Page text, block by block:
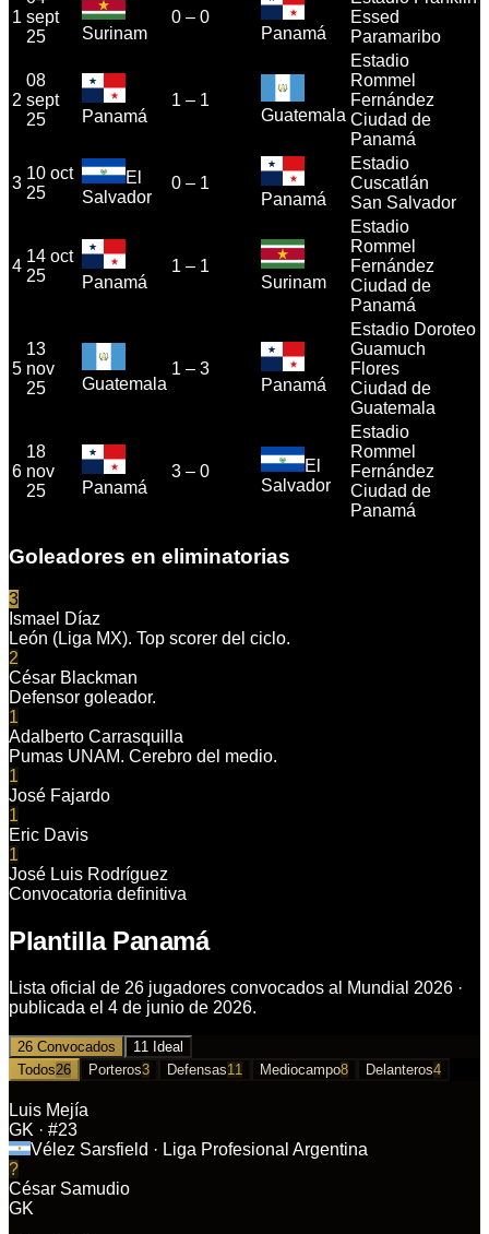
1 sept
25
Surinam
0 – 0
Panamá
Essed
Paramaribo
2
08
sept
25
Panamá
1 – 1
Guatemala
Estadio
Rommel
Fernández
Ciudad de
Panamá
3
10 oct
25
El
Salvador
0 – 1
Panamá
Estadio
Cuscatlán
San Salvador
4
14 oct
25
Panamá
1 – 1
Surinam
Estadio
Rommel
Fernández
Ciudad de
Panamá
5
13
nov
25
Guatemala
1 – 3
Panamá
Estadio Doroteo
Guamuch
Flores
Ciudad de
Guatemala
6
18
nov
25
Panamá
3 – 0
El
Salvador
Estadio
Rommel
Fernández
Ciudad de
Panamá
Goleadores en eliminatorias
3
Ismael Díaz
León (Liga MX). Top scorer del ciclo.
2
César Blackman
Defensor goleador.
1
Adalberto Carrasquilla
Pumas UNAM. Cerebro del medio.
1
José Fajardo
1
Eric Davis
1
José Luis Rodríguez
Convocatoria definitiva
Plantilla Panamá
Lista oficial de 26 jugadores convocados al Mundial 2026 ·
publicada el 4 de junio de 2026.
26 Convocados
11 Ideal
Todos26 Porteros3 Defensas11 Mediocampo8 Delanteros4
Luis Mejía
GK · #23
Vélez Sarsfield · Liga Profesional Argentina
?
César Samudio
GK